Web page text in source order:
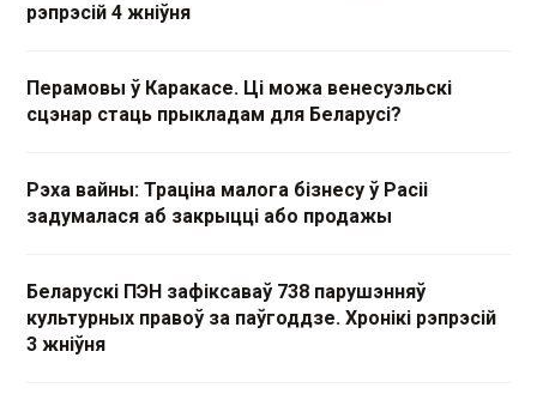
рэпрэсій 4 жніўня
Перамовы ў Каракасе. Ці можа венесуэльскі
сцэнар стаць прыкладам для Беларусі?
Рэха вайны: Траціна малога бізнесу ў Расіі
задумалася аб закрыцці або продажы
Беларускі ПЭН зафіксаваў 738 парушэнняў
культурных правоў за паўгоддзе. Хронікі рэпрэсій
3 жніўня